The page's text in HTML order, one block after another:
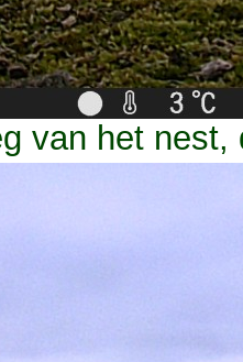
van het